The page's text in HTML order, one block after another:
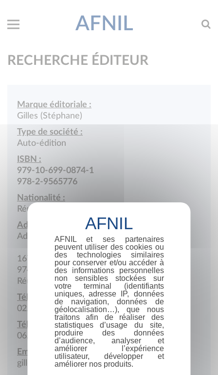
AFNIL
RECHERCHE ÉDITEUR
Marque éditoriale :
Gilles (Stéphane)
Type de société :
Auto-édition
ISBN :
979-10-699-0874-1
978-2-9565776
Nationalité :
Réunion
Adresse :
Adresse postale
167 E du Bois de Nèfles
97490 Sainte-Clotilde
Réunion
Téléphone :
02.62.28.50.45
Téléphone portable :
06.92.03.69.67
Email :
gillestephane@wanadoo.fr
AFNIL et ses partenaires
peuvent utiliser des cookies ou
des technologies similaires
pour conserver et/ou accéder à
des informations personnelles
non sensibles stockées sur
votre terminal (identifiants
uniques, adresse IP, données
de navigation, données de
géolocalisation…), que nous
traitons afin de réaliser des
statistiques d’usage du site,
produire des données
d’audience, analyser et
améliorer l’expérience
utilisateur, développer et
améliorer nos produits.